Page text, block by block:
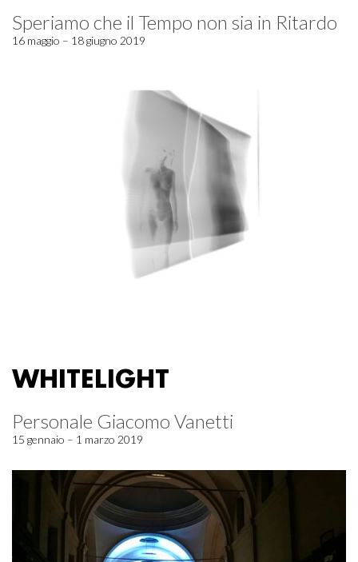
Speriamo che il Tempo non sia in Ritardo
16 maggio – 18 giugno 2019
WHITELIGHT
Personale Giacomo Vanetti
15 gennaio – 1 marzo 2019